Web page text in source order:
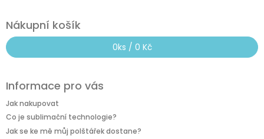
Nákupní košík
0ks / 0 Kč
Informace pro vás
Jak nakupovat
Co je sublimační technologie?
Jak se ke mě můj polštářek dostane?